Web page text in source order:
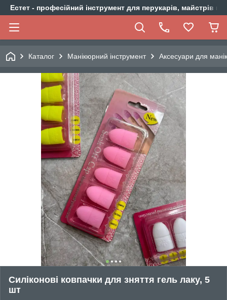
Естет - професійний інструмент для перукарів, майстрів
Каталог Манікюрний інструмент Аксесуари для
Силіконові ковпачки для зняття гель лаку, 5
шт